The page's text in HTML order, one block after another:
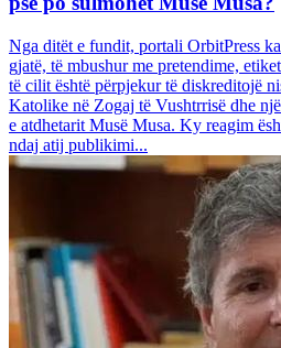
Nga ditët e fundit, portali OrbitPress
gjatë, të mbushur me pretendime,
të cilit është përpjekur të diskreditojë
Katolike në Zogaj të Vushtrrisë dhe
e atdhetarit Musë Musa. Ky reagim
ndaj atij publikimi...